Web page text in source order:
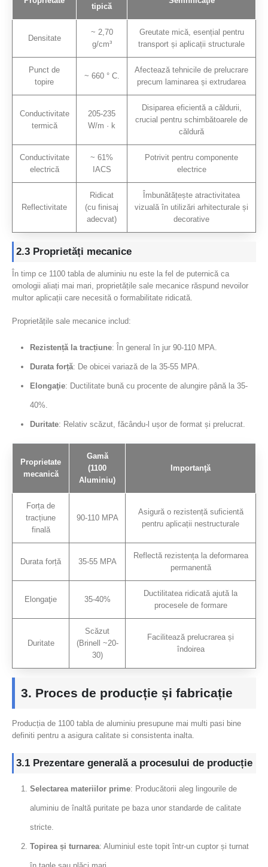
tipică
Densitate
~ 2,70
g/cm³
Greutate mică, esențial pentru
transport și aplicații structurale
Punct de
topire
~ 660 ° C.
Afectează tehnicile de prelucrare
precum laminarea și extrudarea
Conductivitate
termică
205-235
W/m · k
Disiparea eficientă a căldurii,
crucial pentru schimbătoarele de
căldură
Conductivitate
electrică
~ 61%
IACS
Potrivit pentru componente
electrice
Reflectivitate
Ridicat
(cu finisaj
adecvat)
Îmbunătățește atractivitatea
vizuală în utilizări arhitecturale și
decorative
2.3 Proprietăți mecanice
În timp ce 1100 tabla de aluminiu nu este la fel de puternică ca
omologii aliați mai mari, proprietățile sale mecanice răspund nevoilor
multor aplicații care necesită o formabilitate ridicată.
Proprietățile sale mecanice includ:
Rezistență la tracțiune: În general în jur 90-110 MPA.
Durata forță: De obicei variază de la 35-55 MPA.
Elongaţie: Ductilitate bună cu procente de alungire până la 35-
40%.
Duritate: Relativ scăzut, făcându-l ușor de format și prelucrat.
Proprietate
mecanică
Gamă
(1100
Aluminiu)
Importanţă
Forța de
tracțiune
finală
90-110 MPA
Asigură o rezistență suficientă
pentru aplicații nestructurale
Durata forță 35-55 MPA
Reflectă rezistența la deformarea
permanentă
Elongaţie 35-40%
Ductilitatea ridicată ajută la
procesele de formare
Duritate
Scăzut
(Brinell ~20-
30)
Facilitează prelucrarea și
îndoirea
3. Proces de producție și fabricație
Producția de 1100 tabla de aluminiu presupune mai multi pasi bine
definiti pentru a asigura calitate si consistenta inalta.
3.1 Prezentare generală a procesului de producție
Selectarea materiilor prime: Producătorii aleg lingourile de
aluminiu de înaltă puritate pe baza unor standarde de calitate
stricte.
Topirea și turnarea: Aluminiul este topit într-un cuptor și turnat